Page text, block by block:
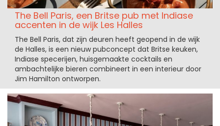
The Bell Paris, een Britse pub met Indiase
accenten in de wijk Les Halles
The Bell Paris, dat zijn deuren heeft geopend in de wijk
de Halles, is een nieuw pubconcept dat Britse keuken,
Indiase specerijen, huisgemaakte cocktails en
ambachtelijke bieren combineert in een interieur door
Jim Hamilton ontworpen.